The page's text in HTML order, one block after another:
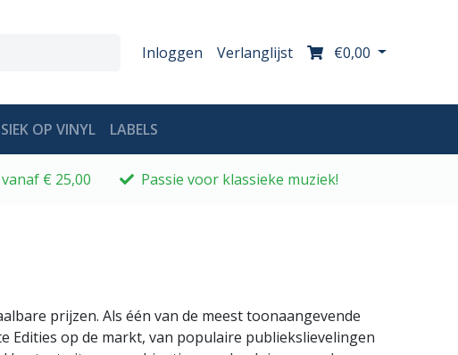
Inloggen Verlanglijst €0,00
OP VINYL LABELS
€ 25,00 Passie voor klassieke muziek!
prijzen. Als één van de meest toonaangevende
Edities op de markt, van populaire publiekslievelingen